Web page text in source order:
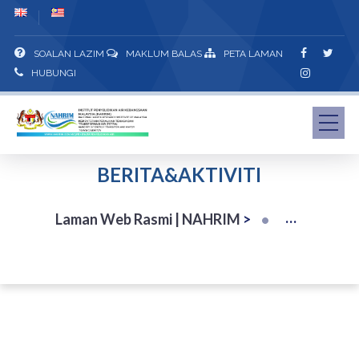
SOALAN LAZIM MAKLUM BALAS
PETA LAMAN
HUBUNGI
BERITA&AKTIVITI
Laman Web Rasmi | NAHRIM >